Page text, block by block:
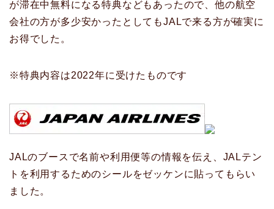
が滞在中無料になる特典などもあったので、他の航空
会社の方が多少安かったとしてもJALで来る方が確実に
お得でした。
※特典内容は2022年に受けたものです
JALのブースで名前や利用便等の情報を伝え、JALテン
トを利用するためのシールをゼッケンに貼ってもらい
ました。